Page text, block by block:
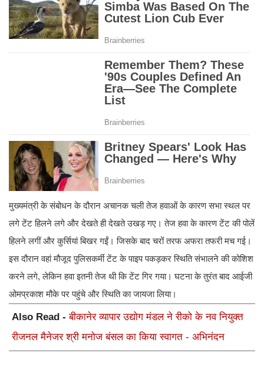
मुख्यमंत्री के संबोधन के दौरान अचानक चली तेज हवाओं के कारण सभा स्थल पर
लगे टेंट हिलने लगे और देखते ही देखते उखड़ गए। तेज हवा के कारण टेंट की पोलें
हिलने लगीं और कुर्सियां बिखर गईं। जिसके बाद चरों तरफ अफरा तफरी मच गई।
इस दौरान वहां मौजूद पुलिसकर्मी टेंट के पाइप पकड़कर स्थिति संभालने की कोशिश
करने लगे, लेकिन हवा इतनी तेज थी कि टेंट गिर गया। घटना के तुरंत बाद आईजी
ओमप्रकाश मौके पर पहुंचे और स्थिति का जायजा लिया।
Also Read -बीकानेर व्यापार उद्योग मंडल ने रीको के नव नियुक्त
रीजनल मैनेजर श्री मनोज बंसल का किया स्वागत - अभिनंदन